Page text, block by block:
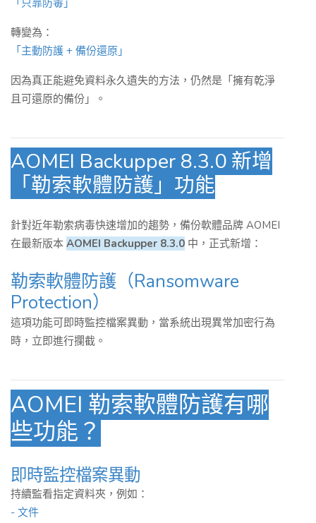
「只靠防毒」
轉變為：
「主動防護 + 備份還原」
因為真正能避免資料永久遺失的方法，仍然是「擁有乾淨
且可還原的備份」。
AOMEI Backupper 8.3.0 新增
「勒索軟體防護」功能
針對近年勒索病毒快速增加的趨勢，備份軟體品牌 AOMEI
在最新版本 AOMEI Backupper 8.3.0 中，正式新增：
勒索軟體防護（Ransomware
Protection）
這項功能可即時監控檔案異動，當系統出現異常加密行為
時，立即進行攔截。
AOMEI 勒索軟體防護有哪
些功能？
即時監控檔案異動
持續監看指定資料夾，例如：
- 文件